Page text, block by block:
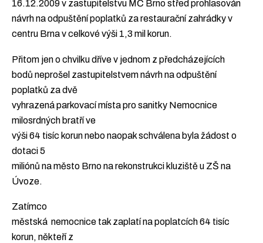
16.12.2009 v zastupitelstvu MČ Brno střed prohlasován
návrh na odpuštění poplatků za restaurační zahrádky v
centru Brna v celkové výši 1,3 mil korun.
Přitom jen o chvilku dříve v jednom z předcházejících
bodů neprošel zastupitelstvem návrh na odpuštění
poplatků za dvě
vyhrazená parkovací místa pro sanitky Nemocnice
milosrdných bratří ve
výši 64 tisíc korun nebo naopak schválena byla žádost o
dotaci 5
miliónů na město Brno na rekonstrukci kluziště u ZŠ na
Úvoze.
Zatímco
městská nemocnice tak zaplatí na poplatcích 64 tisíc
korun, někteří z